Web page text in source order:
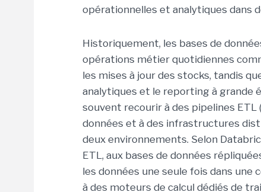
opérationnelles et analytiques dans
Historiquement, les bases de
opérations métier quotidiennes
les mises à jour des stocks, tandis
analytiques et le reporting à grande
souvent recourir à des pipelines
données et à des infrastructures
deux environnements. Selon
ETL, aux bases de données
les données une seule fois dans
à des moteurs de calcul dédiés de